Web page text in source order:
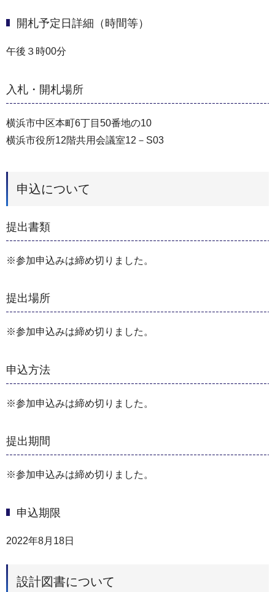
開札予定日詳細（時間等）
午後３時00分
入札・開札場所
横浜市中区本町6丁目50番地の10
横浜市役所12階共用会議室12－S03
申込について
提出書類
※参加申込みは締め切りました。
提出場所
※参加申込みは締め切りました。
申込方法
※参加申込みは締め切りました。
提出期間
※参加申込みは締め切りました。
申込期限
2022年8月18日
設計図書について